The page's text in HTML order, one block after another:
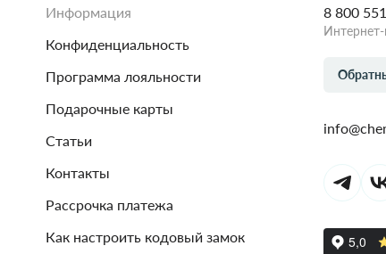
Информация
Конфиденциальность
Программа лояльности
Подарочные карты
Статьи
Контакты
Рассрочка платежа
Как настроить кодовый замок
8 800